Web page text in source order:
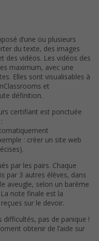
d’une ou plusieurs
du texte, des images
des vidéos. Les vidéos des
maximum, avec une
Elles sont visualisables à
et
définition.
certifiant est ponctuée
: créer un site web
par les pairs. Chaque
par 3 autres élèves, dans
aveugle, selon un barème
note finale est la
sur le devoir.
difficultés, pas de panique !
obtenir de l’aide sur